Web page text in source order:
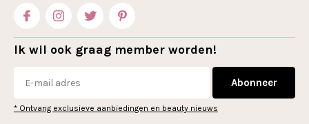
Ik wil ook graag member worden!
Abonneer
* Ontvang exclusieve aanbiedingen en beauty nieuws